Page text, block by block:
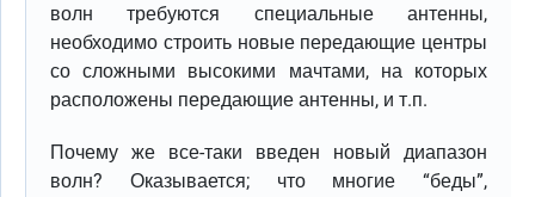
волн требуются специальные антенны,
необходимо строить новые передающие центры
со сложными высокими мачтами, на которых
расположены передающие антенны, и т.п.
Почему же все-таки введен новый диапазон
волн? Оказывается; что многие “беды”,